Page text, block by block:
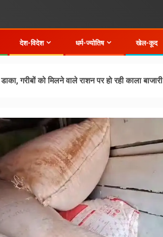
देश-विदेश धर्म-ज्योतिष खेल-कूद
गरीबों को मिलने वाले राशन पर हो रही काला बाजारी